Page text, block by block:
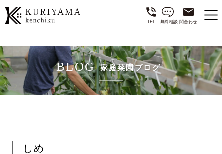
TEL 無料相談 問合わせ
BLOG 家庭菜園ブログ
しめ